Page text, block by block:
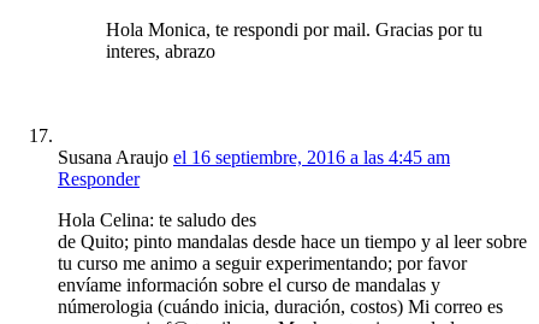
Hola Monica, te respondi por mail. Gracias por tu
interes, abrazo
Susana Araujo el 16 septiembre, 2016 a las 4:45 am
Responder
Hola Celina: te saludo des
de Quito; pinto mandalas desde hace un tiempo y al leer sobre
tu curso me animo a seguir experimentando; por favor
envíame información sobre el curso de mandalas y
númerologia (cuándo inicia, duración, costos) Mi correo es